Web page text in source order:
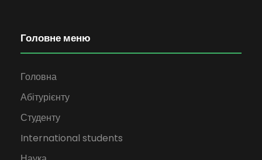
Головне меню
Головна
Абітурієнту
Студенту
International students